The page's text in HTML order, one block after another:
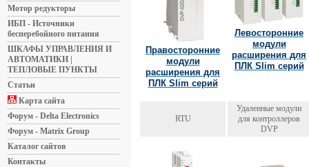
Мотор редукторы
ИБП - Источники
бесперебойного питания
ШКАФЫ УПРАВЛЕНИЯ И
АВТОМАТИКИ |
ТЕПЛОВЫЕ ПУНКТЫ
Статьи
Карта сайта
Форум - Delta Electronics
Форум - Matrix Group
Каталог сайтов
Контакты
Правосторонние
модули
расширения для
ПЛК Slim серий
Левосторонние
модули
расширения для
ПЛК Slim серий
RTU
Удаленные модули
для контроллеров
DVP